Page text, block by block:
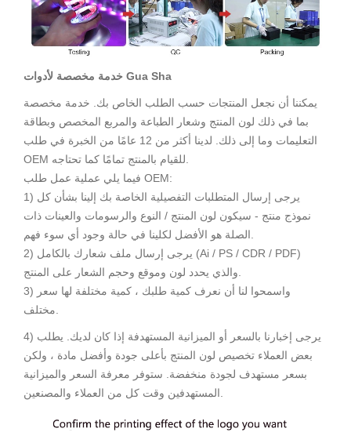
خدمة مخصصة لأدوات Gua Sha
يمكننا أن نجعل المنتجات حسب الطلب الخاص بك. خدمة مخصصة
بما في ذلك لون المنتج وشعار الطباعة والمربع المخصص وبطاقة
التعليمات وما إلى ذلك. لدينا أكثر من 12 عامًا من الخبرة في طلب
فيما يلي عملية عمل طلب OEM:
1) يرجى إرسال المتطلبات التفصيلية الخاصة بك إلينا بشأن كل
نموذج منتج - سيكون لون المنتج / النوع والرسومات والعينات ذات
2) يرجى إرسال ملف شعارك بالكامل (Ai / PS / CDR / PDF)
3) واسمحوا لنا أن نعرف كمية طلبك ، كمية مختلفة لها سعر
4) يرجى إخبارنا بالسعر أو الميزانية المستهدفة إذا كان لديك. يطلب
بعض العملاء تخصيص لون المنتج بأعلى جودة وأفضل مادة ، ولكن
بسعر مستهدف لجودة منخفضة. ستوفر معرفة السعر والميزانية